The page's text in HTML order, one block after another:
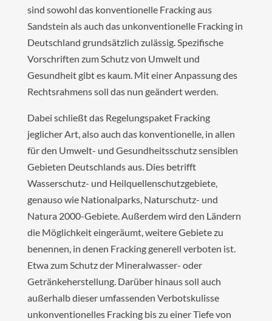
sind sowohl das konventionelle Fracking aus
Sandstein als auch das unkonventionelle Fracking in
Deutschland grundsätzlich zulässig. Spezifische
Vorschriften zum Schutz von Umwelt und
Gesundheit gibt es kaum. Mit einer Anpassung des
Rechtsrahmens soll das nun geändert werden.
Dabei schließt das Regelungspaket Fracking
jeglicher Art, also auch das konventionelle, in allen
für den Umwelt- und Gesundheitsschutz sensiblen
Gebieten Deutschlands aus. Dies betrifft
Wasserschutz- und Heilquellenschutzgebiete,
genauso wie Nationalparks, Naturschutz- und
Natura 2000-Gebiete. Außerdem wird den Ländern
die Möglichkeit eingeräumt, weitere Gebiete zu
benennen, in denen Fracking generell verboten ist.
Etwa zum Schutz der Mineralwasser- oder
Getränkeherstellung. Darüber hinaus soll auch
außerhalb dieser umfassenden Verbotskulisse
unkonventionelles Fracking bis zu einer Tiefe von